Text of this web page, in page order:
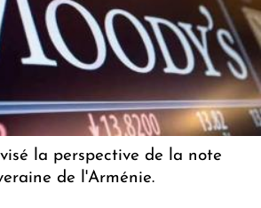
la perspective de la note
de l'Arménie.